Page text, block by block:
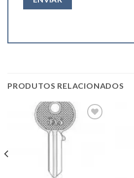
PRODUTOS RELACIONADOS